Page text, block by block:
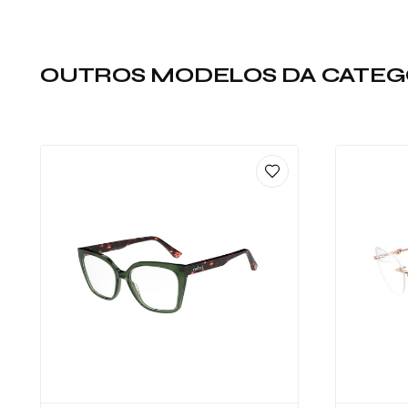
OUTROS MODELOS DA